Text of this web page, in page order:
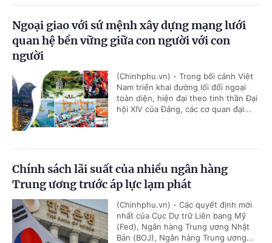
Ngoại giao với sứ mệnh xây dựng mạng lưới
quan hệ bền vững giữa con người với con
người
(Chinhphu.vn) - Trong bối cảnh Việt
Nam triển khai đường lối đối ngoại
toàn diện, hiện đại theo tinh thần Đại
hội XIV của Đảng, các cơ quan đại...
Chính sách lãi suất của nhiều ngân hàng
Trung ương trước áp lực lạm phát
(Chinhphu.vn) - Các quyết định mới
nhất của Cục Dự trữ Liên bang Mỹ
(Fed), Ngân hàng Trung ương Nhật
Bản (BOJ), Ngân hàng Trung ương...